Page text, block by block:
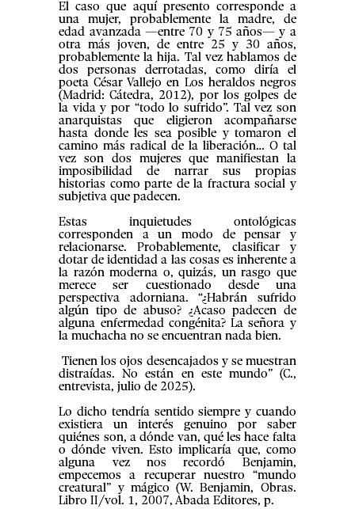
El caso que aquí presento corresponde a
una mujer, probablemente la madre, de
edad avanzada —entre 70 y 75 años— y a
otra más joven, de entre 25 y 30 años,
probablemente la hija. Tal vez hablamos de
dos personas derrotadas, como diría el
poeta César Vallejo en Los heraldos negros
(Madrid: Cátedra, 2012), por los golpes de
la vida y por “todo lo sufrido”. Tal vez son
anarquistas que eligieron acompañarse
hasta donde les sea posible y tomaron el
camino más radical de la liberación… O tal
vez son dos mujeres que manifiestan la
imposibilidad de narrar sus propias
historias como parte de la fractura social y
subjetiva que padecen.
Estas inquietudes ontológicas
corresponden a un modo de pensar y
relacionarse. Probablemente, clasificar y
dotar de identidad a las cosas es inherente a
la razón moderna o, quizás, un rasgo que
merece ser cuestionado desde una
perspectiva adorniana. “¿Habrán sufrido
algún tipo de abuso? ¿Acaso padecen de
alguna enfermedad congénita? La señora y
la muchacha no se encuentran nada bien.
Tienen los ojos desencajados y se muestran
distraídas. No están en este mundo” (C.,
entrevista, julio de 2025).
Lo dicho tendría sentido siempre y cuando
existiera un interés genuino por saber
quiénes son, a dónde van, qué les hace falta
o dónde viven. Esto implicaría que, como
alguna vez nos recordó Benjamin,
empecemos a recuperar nuestro “mundo
creatural” y mágico (W. Benjamin, Obras.
Libro II/vol. 1, 2007, Abada Editores, p.